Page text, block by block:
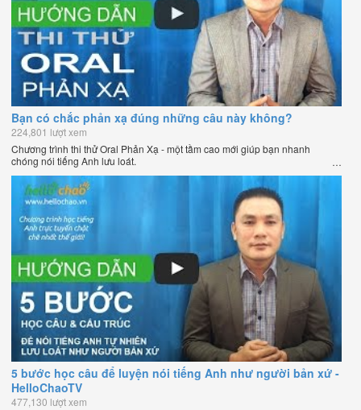
Bạn có chắc phản xạ đúng những câu này không?
224,801 lượt xem
Chương trình thi thử Oral Phản Xạ - một tầm cao mới giúp bạn nhanh
chóng nói tiếng Anh lưu loát.
5 bước học câu để luyện nói tiếng Anh như người bản xứ -
HelloChaoTV
477,130 lượt xem